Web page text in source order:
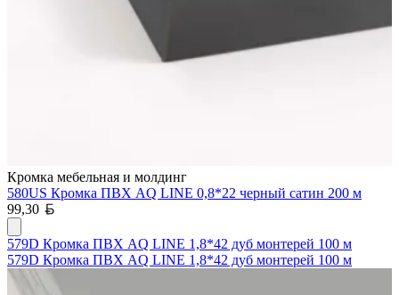
Кромка мебельная и молдинг
580US Кромка ПВХ AQ LINE 0,8*22 черный сатин 200 м
99,30
579D Кромка ПВХ AQ LINE 1,8*42 дуб монтерей 100 м
579D Кромка ПВХ AQ LINE 1,8*42 дуб монтерей 100 м